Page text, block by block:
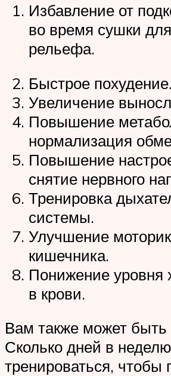
Избавление от
во время сушки
рельефа.
Быстрое похудение.
Увеличение
Повышение
нормализация
Повышение
снятие нервного
Тренировка
системы.
Улучшение
кишечника.
Понижение уровня
в крови.
Вам также может быть
Сколько дней в
тренироваться, чтобы